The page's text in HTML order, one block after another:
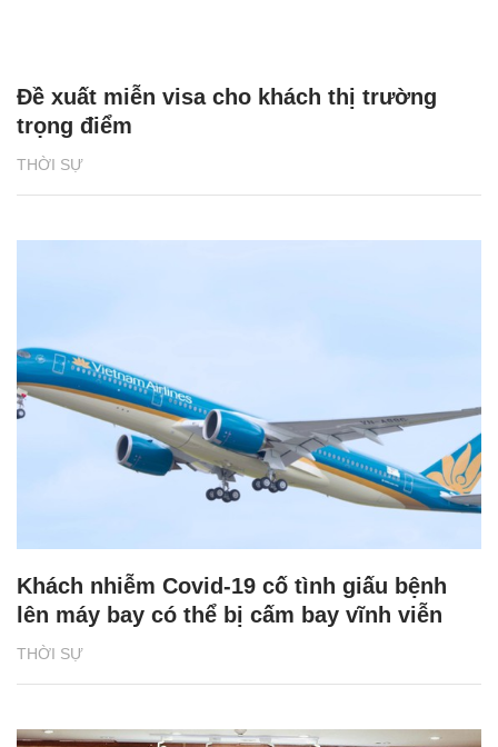
THỜI SỰ
Đề xuất miễn visa cho khách thị trường
trọng điểm
THỜI SỰ
Khách nhiễm Covid-19 cố tình giấu bệnh
lên máy bay có thể bị cấm bay vĩnh viễn